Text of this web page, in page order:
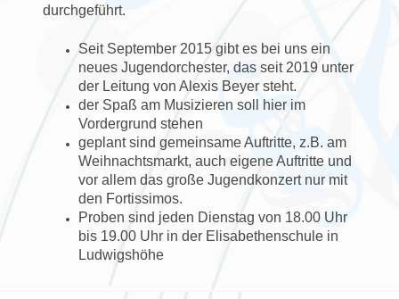
durchgeführt.
Seit September 2015 gibt es bei uns ein
neues Jugendorchester, das seit 2019 unter
der Leitung von Alexis Beyer steht.
der Spaß am Musizieren soll hier im
Vordergrund stehen
geplant sind gemeinsame Auftritte, z.B. am
Weihnachtsmarkt, auch eigene Auftritte und
vor allem das große Jugendkonzert nur mit
den Fortissimos.
Proben sind jeden Dienstag von 18.00 Uhr
bis 19.00 Uhr in der Elisabethenschule in
Ludwigshöhe